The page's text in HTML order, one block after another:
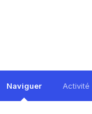
Naviguer Activité